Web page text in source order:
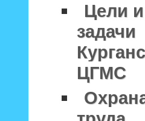
Цели и
задачи
ЦГМС